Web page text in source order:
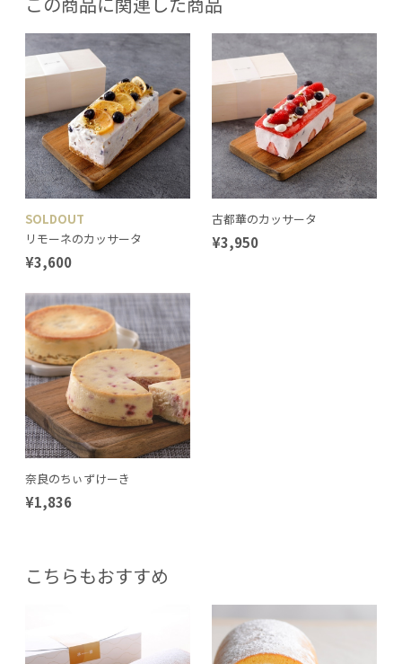
SOLDOUT
リモーネのカッサータ
¥3,600
古都華のカッサータ
¥3,950
奈良のちぃずけーき
¥1,836
こちらもおすすめ